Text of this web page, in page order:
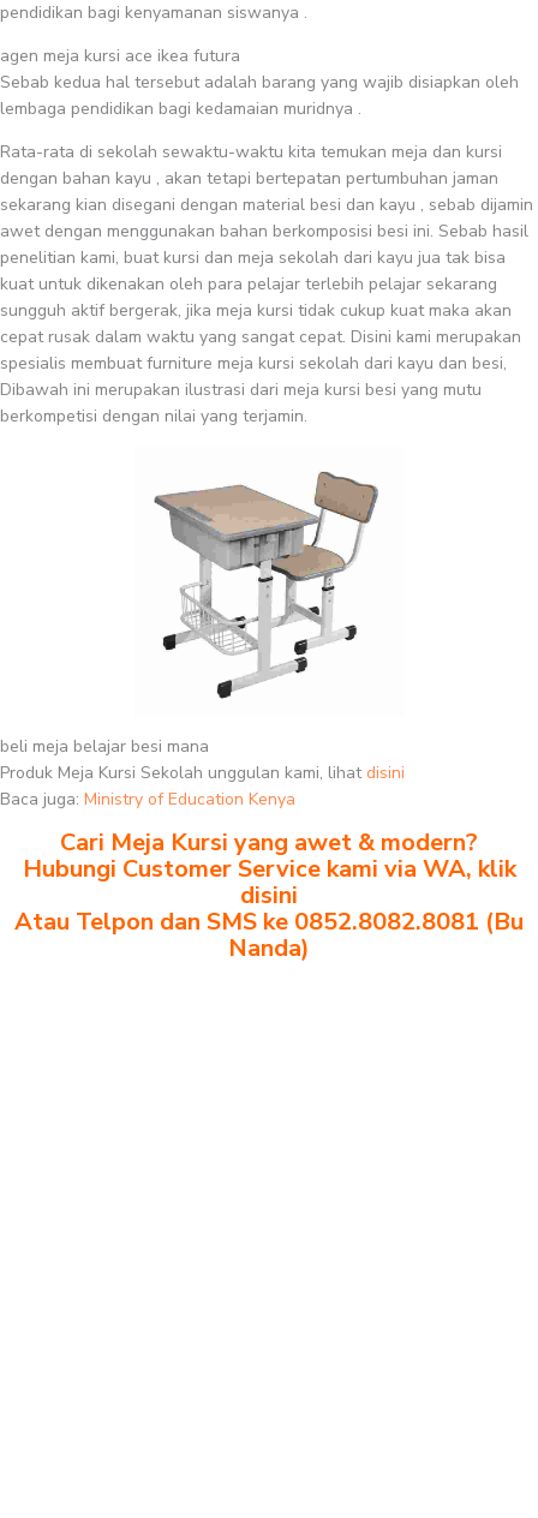
pendidikan bagi kenyamanan siswanya .
agen meja kursi ace ikea futura
Sebab kedua hal tersebut adalah barang yang wajib disiapkan oleh
lembaga pendidikan bagi kedamaian muridnya .
Rata-rata di sekolah sewaktu-waktu kita temukan meja dan kursi
dengan bahan kayu , akan tetapi bertepatan pertumbuhan jaman
sekarang kian disegani dengan material besi dan kayu , sebab dijamin
awet dengan menggunakan bahan berkomposisi besi ini. Sebab hasil
penelitian kami, buat kursi dan meja sekolah dari kayu jua tak bisa
kuat untuk dikenakan oleh para pelajar terlebih pelajar sekarang
sungguh aktif bergerak, jika meja kursi tidak cukup kuat maka akan
cepat rusak dalam waktu yang sangat cepat. Disini kami merupakan
spesialis membuat furniture meja kursi sekolah dari kayu dan besi,
Dibawah ini merupakan ilustrasi dari meja kursi besi yang mutu
berkompetisi dengan nilai yang terjamin.
beli meja belajar besi mana
Produk Meja Kursi Sekolah unggulan kami, lihatdisini
Baca juga: Ministry of Education Kenya
Cari Meja Kursi yang awet & modern?
Hubungi Customer Service kami via WA, klik
disini
Atau Telpon dan SMS ke 0852.8082.8081 (Bu
Nanda)